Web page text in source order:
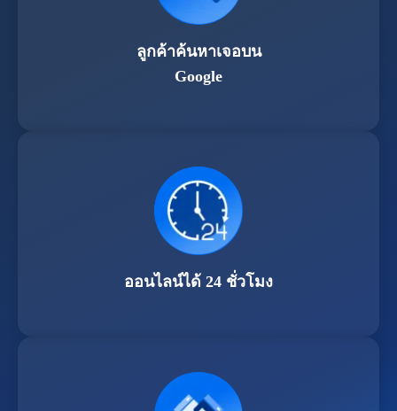
ลูกค้าค้นหาเจอบน
Google
ออนไลน์ได้ 24 ชั่วโมง